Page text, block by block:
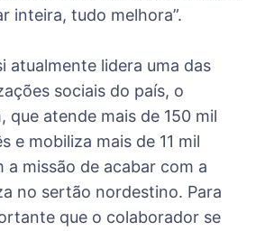
inteira, tudo melhora”.
atualmente lidera uma das
sociais do país, o
que atende mais de 150 mil
e mobiliza mais de 11 mil
a missão de acabar com a
no sertão nordestino. Para
que o colaborador se